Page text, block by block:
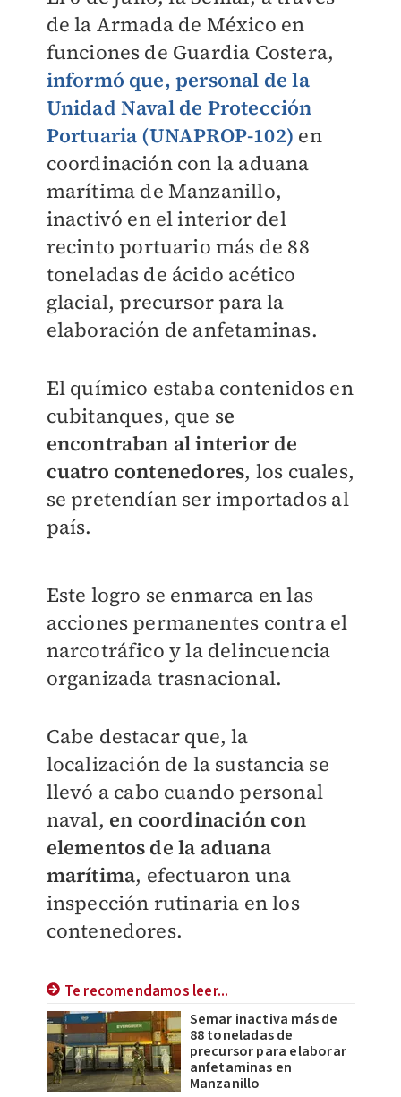
de la Armada de México en
funciones de Guardia Costera,
informó que, personal de la
Unidad Naval de Protección
Portuaria (UNAPROP-102) en
coordinación con la aduana
marítima de Manzanillo,
inactivó en el interior del
recinto portuario más de 88
toneladas de ácido acético
glacial, precursor para la
elaboración de anfetaminas.
El químico estaba contenidos en
cubitanques, que se
encontraban al interior de
cuatro contenedores, los cuales,
se pretendían ser importados al
país.
Este logro se enmarca en las
acciones permanentes contra el
narcotráfico y la delincuencia
organizada trasnacional.
Cabe destacar que, la
localización de la sustancia se
llevó a cabo cuando personal
naval, en coordinación con
elementos de la aduana
marítima, efectuaron una
inspección rutinaria en los
contenedores.
Te recomendamos leer...
Semar inactiva más de
88 toneladas de
precursor para elaborar
anfetaminas en
Manzanillo